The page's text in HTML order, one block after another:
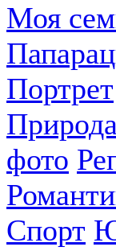
Моя
Портрет
Природа
фото
Спорт